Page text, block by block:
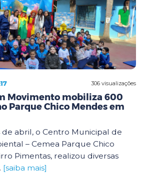
306 visualizações
Movimento mobiliza 600
Parque Chico Mendes em
abril, o Centro Municipal de
– Cemea Parque Chico
Pimentas, realizou diversas
[saiba mais]